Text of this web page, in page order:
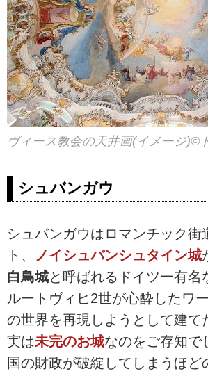
ヴィース教会の天井画(イメージ)©
シュバンガウ
シュバンガウはロマンチック街
ト、 ノイシュバンシュタイン城
白鳥城と呼ばれるドイツ一有名
ルートヴィヒ2世が心酔したワ
の世界を再現しようとして建て
実は未完のお城なのをご存知で
国の財政が破綻してしまうほど